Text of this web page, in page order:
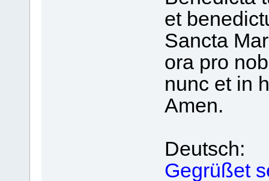
et
Sancta
ora pro
nunc et in
Amen.
Deutsch:
Gegrüßet